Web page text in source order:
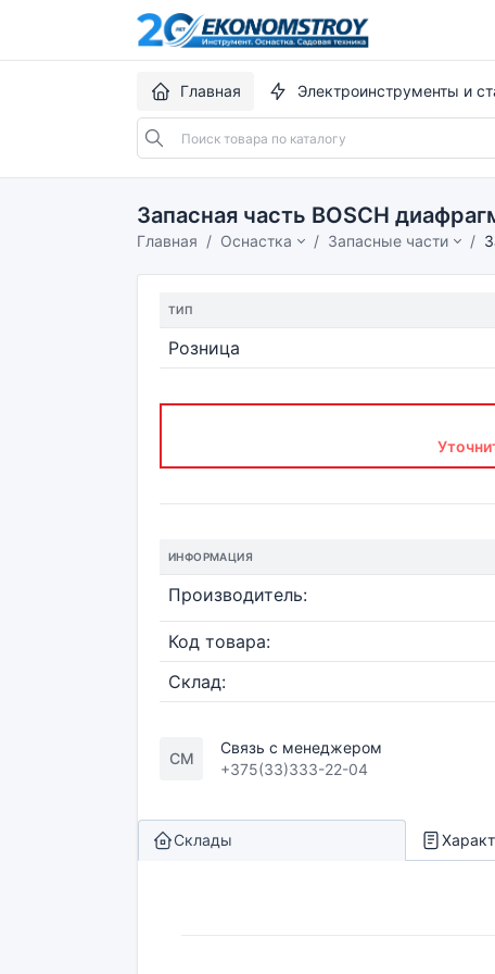
Главная Электроинструменты и
Запасная часть BOSCH
Главная Оснастка Запасные части
ТИП
Розница
ИНФОРМАЦИЯ
Производитель:
Код товара:
Склад:
СМ
Связь с менеджером
+375(33)333-22-04
Склады